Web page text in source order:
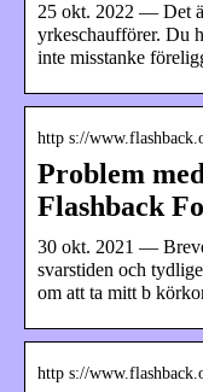
25 okt. 2022 — Det
yrkeschaufförer. Du
inte misstanke
http s://
Problem
Flashback
30 okt. 2021 —
svarstiden och
om att ta mitt b
http s://